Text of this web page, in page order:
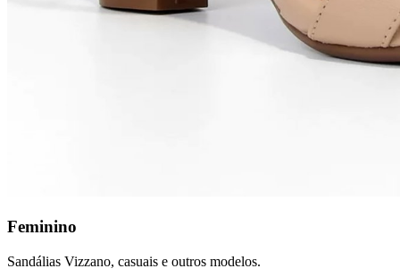
Feminino
Sandálias Vizzano, casuais e outros modelos.